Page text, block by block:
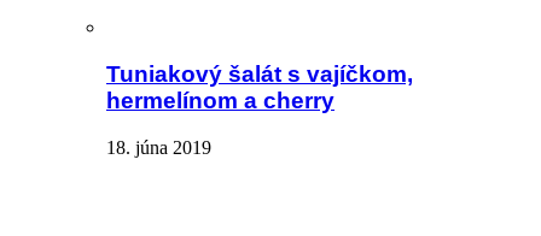
Tuniakový šalát s vajíčkom,
hermelínom a cherry
18. júna 2019